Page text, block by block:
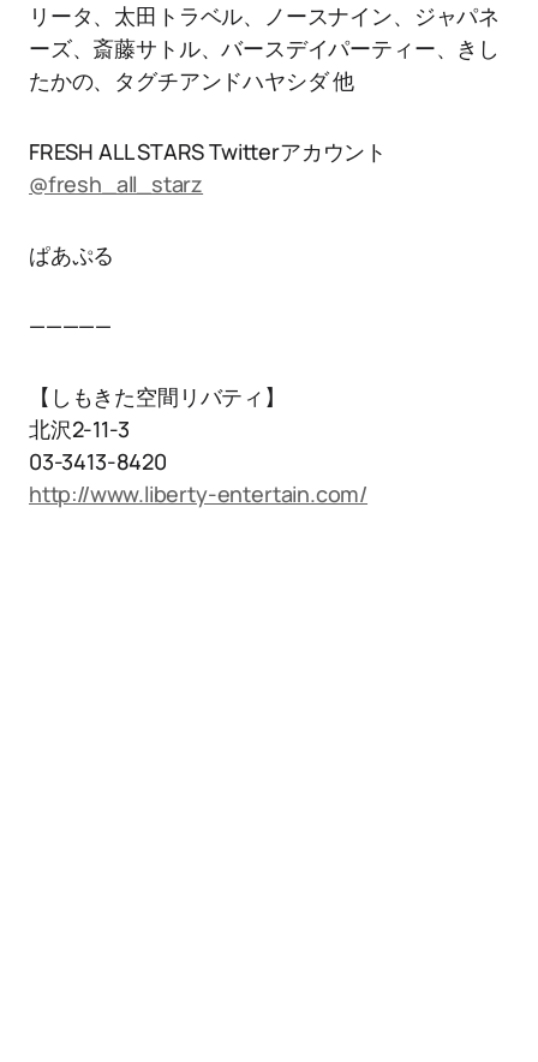
リータ、太田トラベル、ノースナイン、ジャパネ
ーズ、斎藤サトル、バースデイパーティー、きし
たかの、タグチアンドハヤシダ 他
FRESH ALL STARS Twitterアカウント
@fresh_all_starz
ぱあぷる
—————
【しもきた空間リバティ】
北沢2-11-3
03-3413-8420
http://www.liberty-entertain.com/